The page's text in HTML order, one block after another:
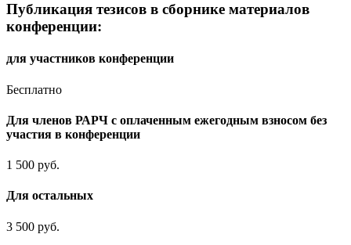
Публикация тезисов в сборнике материалов
конференции:
для участников конференции
Бесплатно
Для членов РАРЧ с оплаченным ежегодным взносом без
участия в конференции
1 500 руб.
Для остальных
3 500 руб.